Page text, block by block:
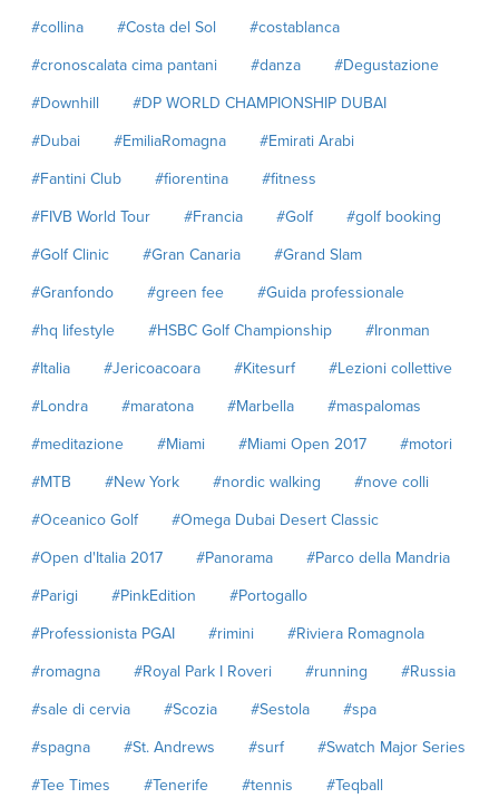
#collina
#Costa del Sol
#costablanca
#cronoscalata cima pantani
#danza
#Degustazione
#Downhill
#DP WORLD CHAMPIONSHIP DUBAI
#Dubai
#EmiliaRomagna
#Emirati Arabi
#Fantini Club
#fiorentina
#fitness
#FIVB World Tour
#Francia #Golf
#golf booking
#Golf Clinic
#Gran Canaria
#Grand Slam
#Granfondo
#green fee
#Guida professionale
#hq lifestyle
#HSBC Golf Championship
#Ironman
#Italia
#Jericoacoara #Kitesurf
#Lezioni collettive
#Londra
#maratona #Marbella
#maspalomas
#meditazione
#Miami #Miami Open 2017
#motori
#MTB
#New York #nordic walking
#nove colli
#Oceanico Golf
#Omega Dubai Desert Classic
#Open d'Italia 2017
#Panorama
#Parco della Mandria
#Parigi
#PinkEdition
#Portogallo
#Professionista PGAI
#rimini
#Riviera Romagnola
#romagna
#Royal Park I Roveri #running
#Russia
#sale di cervia
#Scozia #Sestola
#spa
#spagna
#St. Andrews #surf
#Swatch Major Series
#Tee Times
#Tenerife #tennis
#Teqball